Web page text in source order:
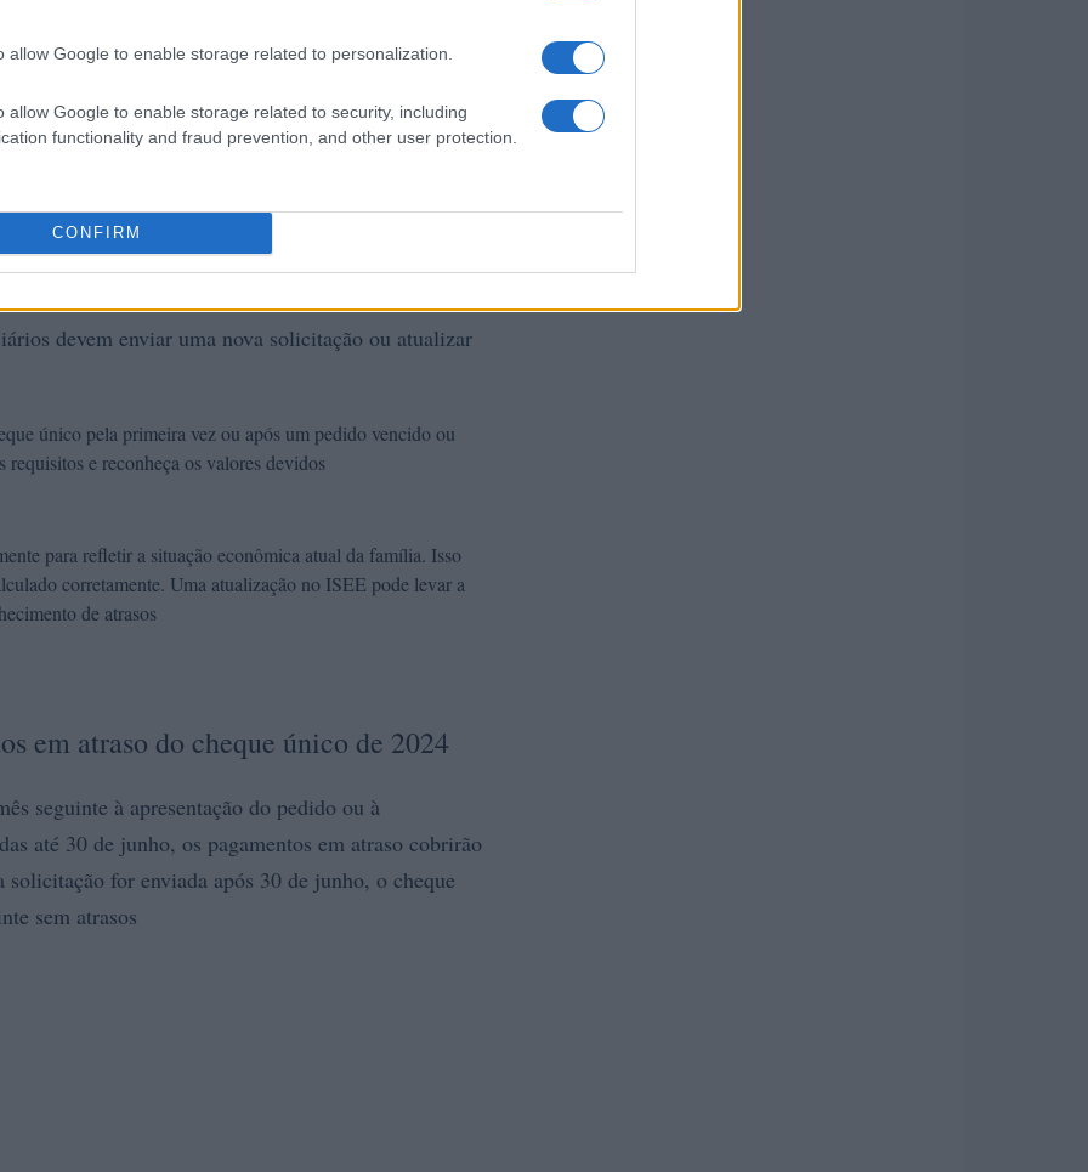
allow Google to enable storage related to personalization.
allow Google to enable storage related to security, including
functionality and fraud prevention, and other user protection.
CONFIRM
do cheque único de 2024
devem enviar uma nova solicitação ou atualizar
único pela primeira vez ou após um pedido vencido ou
e reconheça os valores devidos
para refletir a situação econômica atual da família. Isso
corretamente. Uma atualização no ISEE pode levar a
de atrasos
em atraso do cheque único de 2024
seguinte à apresentação do pedido ou à
até 30 de junho, os pagamentos em atraso cobrirão
for enviada após 30 de junho, o cheque
sem atrasos